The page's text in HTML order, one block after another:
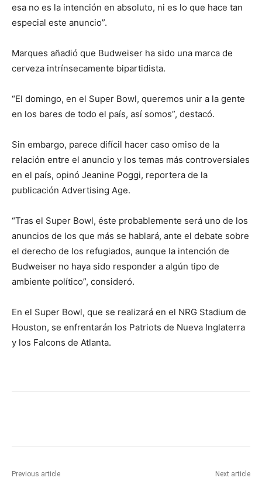
esa no es la intención en absoluto, ni es lo que hace tan
especial este anuncio”.
Marques añadió que Budweiser ha sido una marca de
cerveza intrínsecamente bipartidista.
“El domingo, en el Super Bowl, queremos unir a la gente
en los bares de todo el país, así somos”, destacó.
Sin embargo, parece difícil hacer caso omiso de la
relación entre el anuncio y los temas más controversiales
en el país, opinó Jeanine Poggi, reportera de la
publicación Advertising Age.
“Tras el Super Bowl, éste probablemente será uno de los
anuncios de los que más se hablará, ante el debate sobre
el derecho de los refugiados, aunque la intención de
Budweiser no haya sido responder a algún tipo de
ambiente político”, consideró.
En el Super Bowl, que se realizará en el NRG Stadium de
Houston, se enfrentarán los Patriots de Nueva Inglaterra
y los Falcons de Atlanta.
Previous article Next article